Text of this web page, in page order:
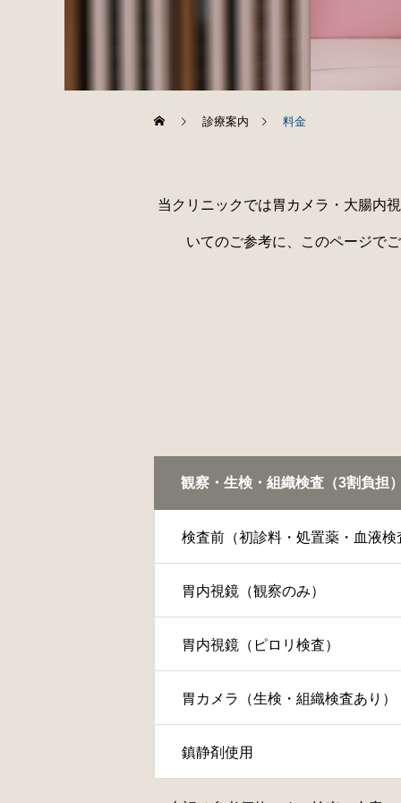
診療案内 料金
当クリニックでは胃カメラ・大腸内
いてのご参考に、このページで
観察・生検・組織検査（3割負担
検査前（初診料・処置薬・血液検
胃内視鏡（観察のみ）
胃内視鏡（ピロリ検査）
胃カメラ（生検・組織検査あり）
鎮静剤使用